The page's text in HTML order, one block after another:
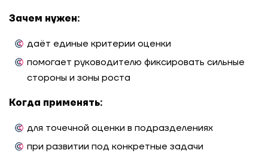
Зачем нужен:
даёт единые критерии оценки
помогает руководителю фиксировать сильные
стороны и зоны роста
Когда применять:
для точечной оценки в подразделениях
при развитии под конкретные задачи